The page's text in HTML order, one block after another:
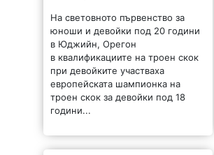
На световното първенство за
юноши и девойки под 20 години
в Юджийн, Орегон
в квалификациите на троен скок
при девойките участваха
европейската шампионка на
троен скок за девойки под 18
години...